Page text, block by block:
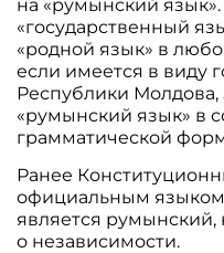
на «румынский язык».
«государственный
«родной язык» в
если имеется в виду
Республики
«румынский язык» в
грамматической
Ранее
официальным
является румынский,
о независимости.